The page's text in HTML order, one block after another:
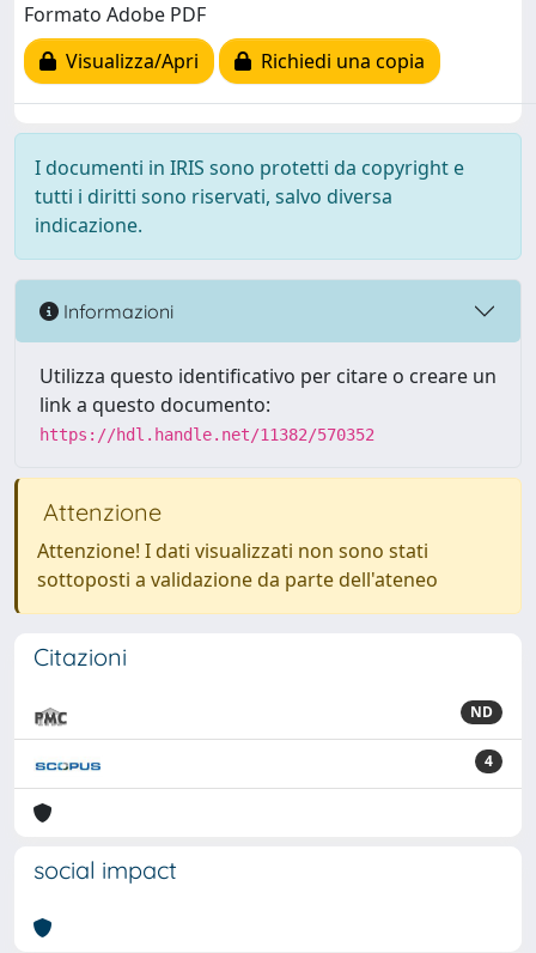
Formato Adobe PDF
Visualizza/Apri
Richiedi una copia
I documenti in IRIS sono protetti da copyright e
tutti i diritti sono riservati, salvo diversa
indicazione.
Informazioni
Utilizza questo identificativo per citare o creare un
link a questo documento:
https://hdl.handle.net/11382/570352
Attenzione
Attenzione! I dati visualizzati non sono stati
sottoposti a validazione da parte dell'ateneo
Citazioni
ND
4
social impact